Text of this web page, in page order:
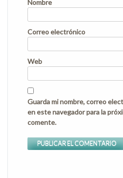
Nombre
Correo electrónico
Web
Guarda mi nombre, correo
en este navegador para la
comente.